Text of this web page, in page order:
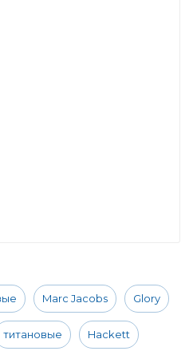
Marc Jacobs Glory
титановые Hackett